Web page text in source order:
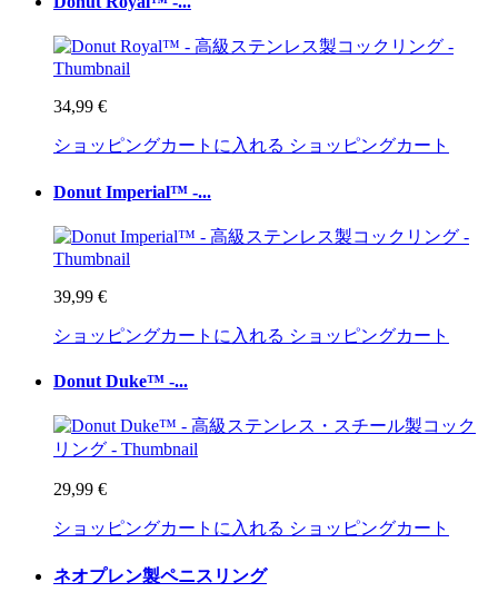
34,99 €
ショッピングカートに入れる ショッピングカート
Donut Imperial™ -...
39,99 €
ショッピングカートに入れる ショッピングカート
Donut Duke™ -...
29,99 €
ショッピングカートに入れる ショッピングカート
ネオプレン製ペニスリング